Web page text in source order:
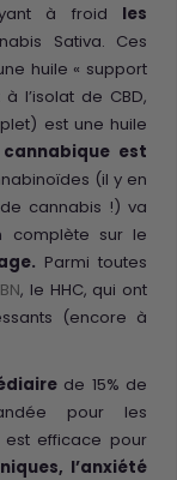
à froid les
Sativa. Ces
huile « support
l’isolat de CBD,
est une huile
est
(il y en
cannabis !) va
complète sur le
Parmi toutes
, le HHC, qui ont
(encore à
de 15% de
pour les
est efficace pour
l’anxiété